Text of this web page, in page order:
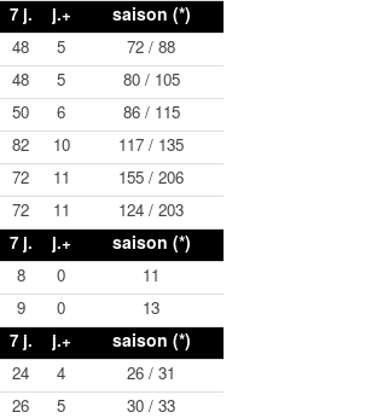
7 j. j.+ saison (*)
48 5
72 / 88
48 5
80 / 105
50 6
86 / 115
82 10
117 / 135
72 11
155 / 206
72 11
124 / 203
7 j. j.+ saison (*)
8 0
11
9 0
13
7 j. j.+ saison (*)
24 4
26 / 31
26 5
30 / 33